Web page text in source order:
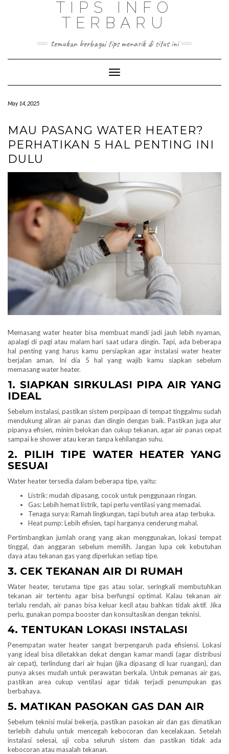
TIPS INFO
TERBARU
temukan berbagai tips menarik di situs ini
Toggle
Navigation
May 14, 2025
MAU PASANG WATER HEATER?
PERHATIKAN 5 HAL PENTING INI
DULU
Memasang water heater bisa membuat mandi jadi jauh lebih nyaman,
apalagi di pagi atau malam hari saat udara dingin. Tapi, ada beberapa
hal penting yang harus kamu persiapkan agar instalasi water heater
berjalan aman. Ini dia 5 hal yang wajib kamu siapkan sebelum
memasang water heater.
1. SIAPKAN SIRKULASI PIPA AIR YANG
IDEAL
Sebelum instalasi, pastikan sistem perpipaan di tempat tinggalmu sudah
mendukung aliran air panas dan dingin dengan baik. Pastikan juga alur
pipanya efisien, minim belokan dan cukup tekanan, agar air panas cepat
sampai ke shower atau keran tanpa kehilangan suhu.
2. PILIH TIPE WATER HEATER YANG
SESUAI
Water heater tersedia dalam beberapa tipe, yaitu:
Listrik: mudah dipasang, cocok untuk penggunaan ringan.
Gas: Lebih hemat listrik, tapi perlu ventilasi yang memadai.
Tenaga surya: Ramah lingkungan, tapi butuh area atap terbuka.
Heat pump: Lebih efisien, tapi harganya cenderung mahal.
Pertimbangkan jumlah orang yang akan menggunakan, lokasi tempat
tinggal, dan anggaran sebelum memilih. Jangan lupa cek kebutuhan
daya atau tekanan gas yang diperlukan setiap tipe.
3. CEK TEKANAN AIR DI RUMAH
Water heater, terutama tipe gas atau solar, seringkali membutuhkan
tekanan air tertentu agar bisa berfungsi optimal. Kalau tekanan air
terlalu rendah, air panas bisa keluar kecil atau bahkan tidak aktif. Jika
perlu, gunakan pompa booster dan konsultasikan dengan teknisi.
4. TENTUKAN LOKASI INSTALASI
Penempatan water heater sangat berpengaruh pada efisiensi. Lokasi
yang ideal bisa diletakkan dekat dengan kamar mandi (agar distribusi
air cepat), terlindung dari air hujan (jika dipasang di luar ruangan), dan
punya akses mudah untuk perawatan berkala. Untuk pemanas air gas,
pastikan area cukup ventilasi agar tidak terjadi penumpukan gas
berbahaya.
5. MATIKAN PASOKAN GAS DAN AIR
Sebelum teknisi mulai bekerja, pastikan pasokan air dan gas dimatikan
terlebih dahulu untuk mencegah kebocoran dan kecelakaan. Setelah
instalasi selesai, uji coba seluruh sistem dan pastikan tidak ada
kebocoran atau masalah tekanan.